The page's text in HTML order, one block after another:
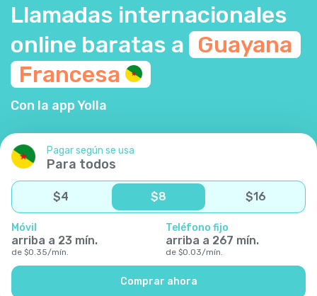
Llamadas internacionales
online baratas a Guayana
Francesa
Con la app Yolla
Pagar según se usa
Para todos
$4 $8 $16
Móvil
arriba a 23 mín.
de $0.35/mín.
Teléfono fijo
arriba a 267 mín.
de $0.03/mín.
Comprar ahora